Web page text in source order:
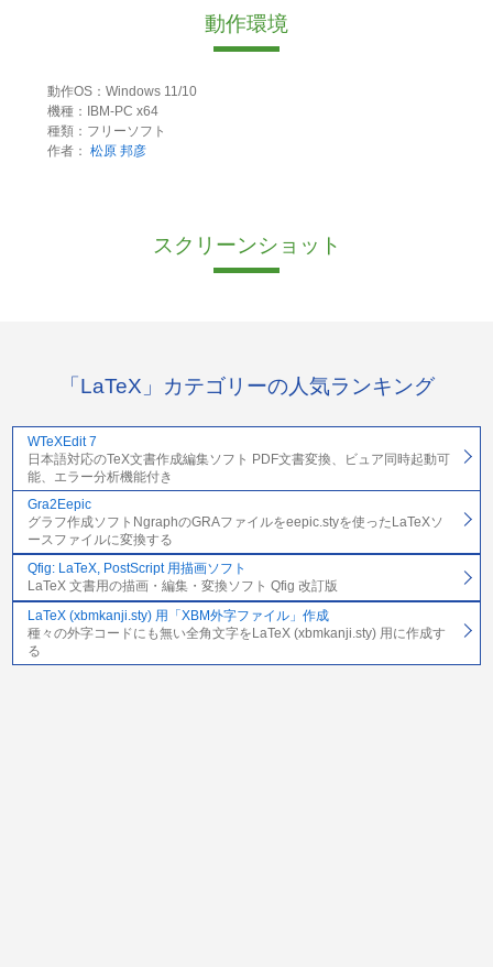
動作環境
動作OS：Windows 11/10
機種：IBM-PC x64
種類：フリーソフト
作者： 松原 邦彦
スクリーンショット
「LaTeX」カテゴリーの人気ランキング
WTeXEdit 7
日本語対応のTeX文書作成編集ソフト PDF文書変換、ビュア同時起動可
能、エラー分析機能付き
Gra2Eepic
グラフ作成ソフトNgraphのGRAファイルをeepic.styを使ったLaTeXソ
ースファイルに変換する
Qfig: LaTeX, PostScript 用描画ソフト
LaTeX 文書用の描画・編集・変換ソフト Qfig 改訂版
LaTeX (xbmkanji.sty) 用「XBM外字ファイル」作成
種々の外字コードにも無い全角文字をLaTeX (xbmkanji.sty) 用に作成す
る